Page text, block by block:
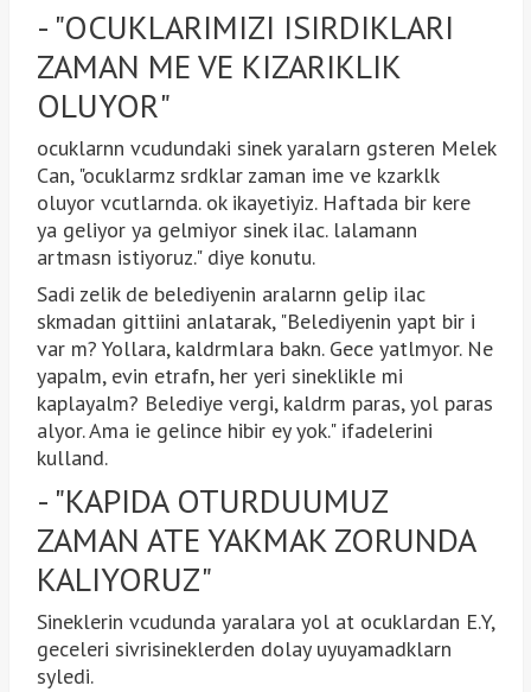
- "OCUKLARIMIZI ISIRDIKLARI
ZAMAN ME VE KIZARIKLIK
OLUYOR"
ocuklarnn vcudundaki sinek yaralarn gsteren Melek
Can, "ocuklarmz srdklar zaman ime ve kzarklk
oluyor vcutlarnda. ok ikayetiyiz. Haftada bir kere
ya geliyor ya gelmiyor sinek ilac. lalamann
artmasn istiyoruz." diye konutu.
Sadi zelik de belediyenin aralarnn gelip ilac
skmadan gittiini anlatarak, "Belediyenin yapt bir i
var m? Yollara, kaldrmlara bakn. Gece yatlmyor. Ne
yapalm, evin etrafn, her yeri sineklikle mi
kaplayalm? Belediye vergi, kaldrm paras, yol paras
alyor. Ama ie gelince hibir ey yok." ifadelerini
kulland.
- "KAPIDA OTURDUUMUZ
ZAMAN ATE YAKMAK ZORUNDA
KALIYORUZ"
Sineklerin vcudunda yaralara yol at ocuklardan E.Y,
geceleri sivrisineklerden dolay uyuyamadklarn
syledi.